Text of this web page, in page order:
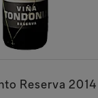
Reserva 2014